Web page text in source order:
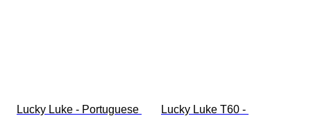
Lucky Luke - Portuguese
Lucky Luke T60 -